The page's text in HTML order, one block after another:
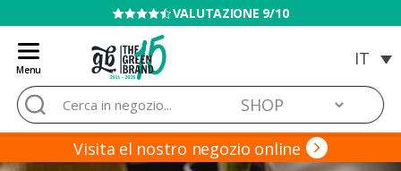
VENDITA VIETATA AI MINORI
Menu
Blog
de
Grow
Barato
Cerca:
Visita el nostro negozio online